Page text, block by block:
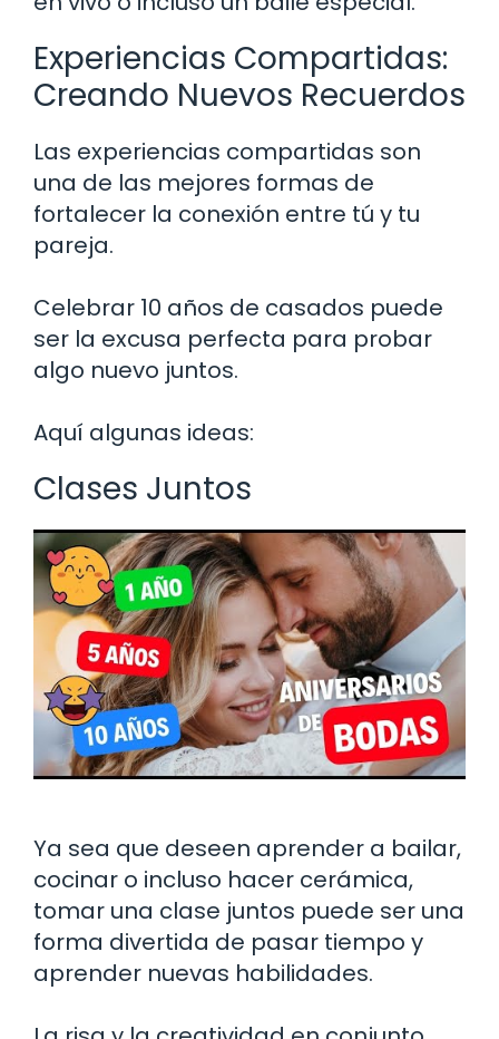
Experiencias Compartidas:
Creando Nuevos Recuerdos
Las experiencias compartidas son
una de las mejores formas de
fortalecer la conexión entre tú y tu
pareja.
Celebrar 10 años de casados puede
ser la excusa perfecta para probar
algo nuevo juntos.
Aquí algunas ideas:
Clases Juntos
Ya sea que deseen aprender a bailar,
cocinar o incluso hacer cerámica,
tomar una clase juntos puede ser una
forma divertida de pasar tiempo y
aprender nuevas habilidades.